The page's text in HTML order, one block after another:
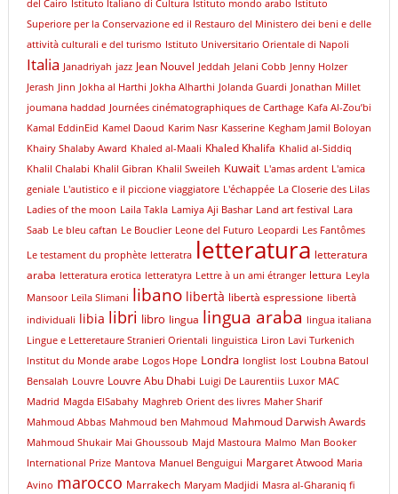
del Cairo Istituto Italiano di Cultura Istituto mondo arabo Istituto
Superiore per la Conservazione ed il Restauro del Ministero dei beni e delle
attività culturali e del turismo Istituto Universitario Orientale di Napoli
Italia Janadriyah jazz Jean Nouvel Jeddah Jelani Cobb Jenny Holzer
Jerash Jinn Jokha al Harthi Jokha Alharthi Jolanda Guardi Jonathan Millet
joumana haddad Journées cinématographiques de Carthage Kafa Al-Zou’bi
Kamal EddinEid Kamel Daoud Karim Nasr Kasserine Kegham Jamil Boloyan
Khairy Shalaby Award Khaled al-Maali Khaled Khalifa Khalid al-Siddiq
Khalil Chalabi Khalil Gibran Khalil Sweileh Kuwait L'amas ardent L'amica
geniale L'autistico e il piccione viaggiatore L'échappée La Closerie des Lilas
Ladies of the moon Laila Takla Lamiya Aji Bashar Land art festival Lara
Saab Le bleu caftan Le Bouclier Leone del Futuro Leopardi Les Fantômes
Le testament du prophète letteratra letteratura letteratura
araba letteratura erotica letteratyra Lettre à un ami étranger lettura Leyla
Mansoor Leïla Slimani libano libertà libertà espressione libertà
individuali libia libri libro lingua lingua araba lingua italiana
Lingue e Letteretaure Stranieri Orientali linguistica Liron Lavi Turkenich
lnstitut du Monde arabe Logos Hope Londra longlist lost Loubna Batoul
Bensalah Louvre Louvre Abu Dhabi Luigi De Laurentiis Luxor MAC
Madrid Magda ElSabahy Maghreb Orient des livres Maher Sharif
Mahmoud Abbas Mahmoud ben Mahmoud Mahmoud Darwish Awards
Mahmoud Shukair Mai Ghoussoub Majd Mastoura Malmo Man Booker
International Prize Mantova Manuel Benguigui Margaret Atwood Maria
Avino marocco Marrakech Maryam Madjidi Masra al-Gharaniq fi